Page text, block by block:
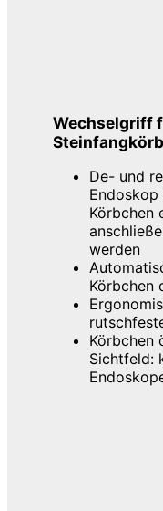
Wechselgriff
De- und
Endoskop
Körbchen
werden
Körbchen
Körbchen
Sichtfeld: